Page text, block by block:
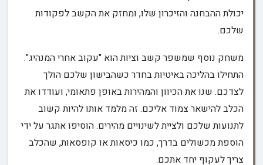
יכולת ההבחנה והזיכרון שלו, ומחזק את הקשב לפקודות
שלכם.
משחק נוסף שמשפר קשב וציות הוא "עקוב אחרי המנהיג".
התחילו בהליכה באיטיות בחדר כשהבישון שלכם הולך
לצדכם. שנו את הכיוון והמהירות באופן פתאומי, ועודדו את
הכלב להישאר צמוד אליכם. זה מלמד אותו להיות קשוב
לתנועות שלכם ולציית לשינויים מהירים. הוסיפו אתגר על ידי
הוספת מכשולים בדרך, כמו כיסאות או קופסאות, שהכלב
צריך לעקוף יחד אתכם.